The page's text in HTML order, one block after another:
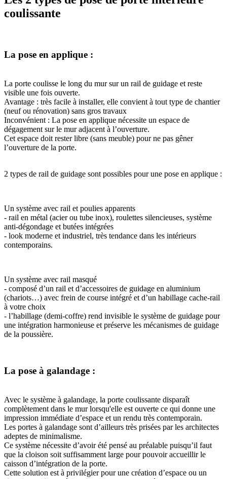
coulissante
La pose en applique :
La porte coulisse le long du mur sur un rail de guidage et reste
visible une fois ouverte.
Avantage : très facile à installer, elle convient à tout type de chantier
(neuf ou rénovation) sans gros travaux
Inconvénient : La pose en applique nécessite un espace de
dégagement sur le mur adjacent à l’ouverture.
Cet espace doit rester libre (sans meuble) pour ne pas gêner
l’ouverture de la porte.
2 types de rail de guidage sont possibles pour une pose en applique :
Un système avec rail et poulies apparents
- rail en métal (acier ou tube inox), roulettes silencieuses, système
anti-dégondage et butées intégrées
- look moderne et industriel, très tendance dans les intérieurs
contemporains.
Un système avec rail masqué
- composé d’un rail et d’accessoires de guidage en aluminium
(chariots…) avec frein de course intégré et d’un habillage cache-rail
à votre choix
- l’habillage (demi-coffre) rend invisible le système de guidage pour
une intégration harmonieuse et préserve les mécanismes de guidage
de la poussière.
La pose à galandage :
Avec le système à galandage, la porte coulissante disparaît
complètement dans le mur lorsqu'elle est ouverte ce qui donne une
impression immédiate d’espace et un rendu très contemporain.
Les portes à galandage sont d’ailleurs très prisées par les architectes
adeptes de minimalisme.
Ce système nécessite d’avoir été pensé au préalable puisqu’il faut
que la cloison soit suffisamment large pour pouvoir accueillir le
caisson d’intégration de la porte.
Cette solution est à privilégier pour une création d’espace ou un